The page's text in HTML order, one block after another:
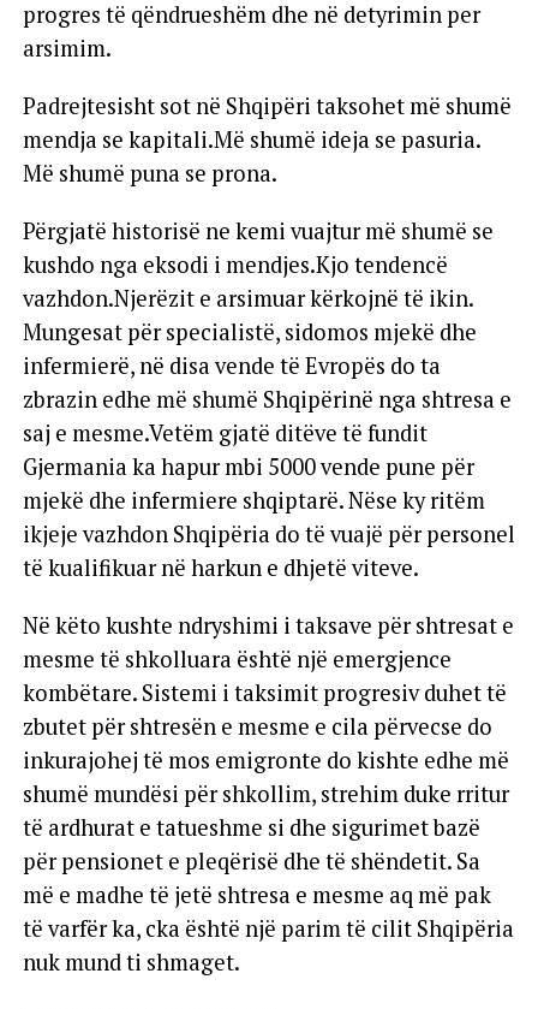
progres të qëndrueshëm dhe në detyrimin per
arsimim.
Padrejtesisht sot në Shqipëri taksohet më shumë
mendja se kapitali.Më shumë ideja se pasuria.
Më shumë puna se prona.
Përgjatë historisë ne kemi vuajtur më shumë se
kushdo nga eksodi i mendjes.Kjo tendencë
vazhdon.Njerëzit e arsimuar kërkojnë të ikin.
Mungesat për specialistë, sidomos mjekë dhe
infermierë, në disa vende të Evropës do ta
zbrazin edhe më shumë Shqipërinë nga shtresa e
saj e mesme.Vetëm gjatë ditëve të fundit
Gjermania ka hapur mbi 5000 vende pune për
mjekë dhe infermiere shqiptarë. Nëse ky ritëm
ikjeje vazhdon Shqipëria do të vuajë për personel
të kualifikuar në harkun e dhjetë viteve.
Në këto kushte ndryshimi i taksave për shtresat e
mesme të shkolluara është një emergjence
kombëtare. Sistemi i taksimit progresiv duhet të
zbutet për shtresën e mesme e cila përvecse do
inkurajohej të mos emigronte do kishte edhe më
shumë mundësi për shkollim, strehim duke rritur
të ardhurat e tatueshme si dhe sigurimet bazë
për pensionet e pleqërisë dhe të shëndetit. Sa
më e madhe të jetë shtresa e mesme aq më pak
të varfër ka, cka është një parim të cilit Shqipëria
nuk mund ti shmaget.